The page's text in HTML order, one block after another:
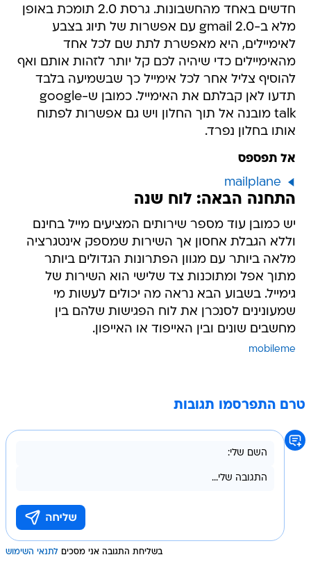
חדשים באחד מהחשבונות. גרסת 2.0 תומכת באופן
מלא ב-gmail 2.0 עם אפשרות של תיוג בצבע
לאימיילים, היא מאפשרת לתת שם לכל אחד
מהאימיילים כדי שיהיה לכם קל יותר לזהות אותם ואף
להוסיף צליל אחר לכל אימייל כך שבשמיעה בלבד
תדעו לאן קבלתם את האימייל. כמובן ש-google
talk מובנה אל תוך החלון ויש גם אפשרות לפתוח
אותו בחלון נפרד.
אל תפספס
mailplane
התחנה הבאה: לוח שנה
יש כמובן עוד מספר שירותים המציעים מייל בחינם
וללא הגבלת אחסון אך השירות שמספק אינטגרציה
מלאה ביותר עם מגוון הפתרונות הגדולים ביותר
מתוך אפל ומתוכנות צד שלישי הוא השירות של
גימייל. בשבוע הבא נראה מה יכולים לעשות מי
שמעונינים לסנכרן את לוח הפגישות שלהם בין
מחשבים שונים ובין האייפוד או האייפון.
mobileme
טרם התפרסמו תגובות
בשליחת התגובה אני מסכים לתנאי השימוש